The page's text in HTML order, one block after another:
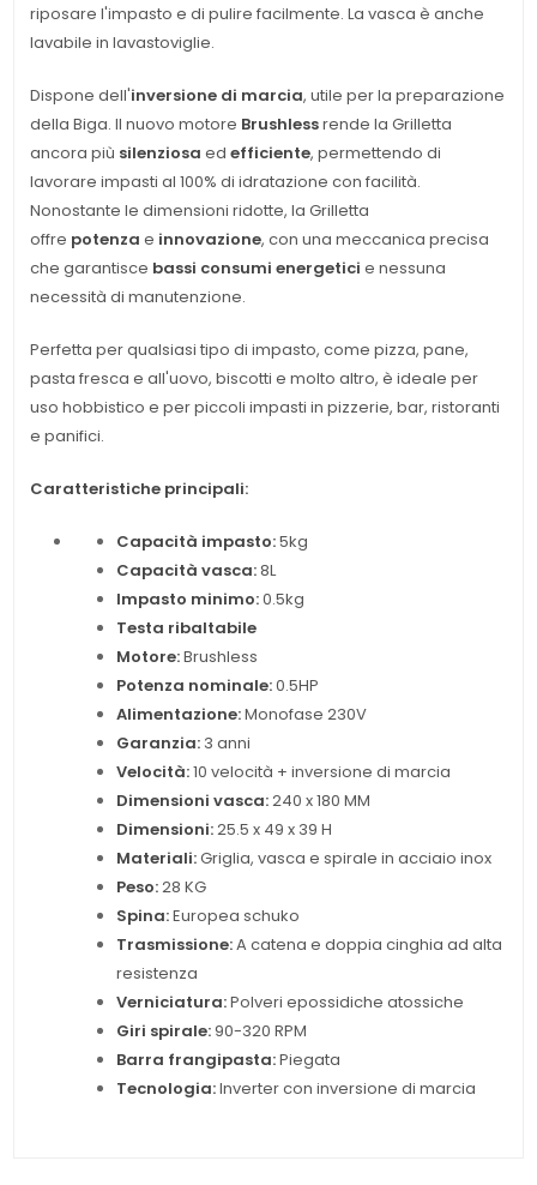
riposare l'impasto e di pulire facilmente. La vasca è anche
lavabile in lavastoviglie.
Dispone dell'inversione di marcia, utile per la preparazione
della Biga. Il nuovo motore Brushlessrende la Grilletta
ancora più silenziosa ed efficiente, permettendo di
lavorare impasti al 100% di idratazione con facilità.
Nonostante le dimensioni ridotte, la Grilletta
offre potenza e innovazione, con una meccanica precisa
che garantisce bassi consumi energetici e nessuna
necessità di manutenzione.
Perfetta per qualsiasi tipo di impasto, come pizza, pane,
pasta fresca e all'uovo, biscotti e molto altro, è ideale per
uso hobbistico e per piccoli impasti in pizzerie, bar, ristoranti
e panifici.
Caratteristiche principali:
Capacità impasto:5kg
Capacità vasca:8L
Impasto minimo:0.5kg
Testa ribaltabile
Motore:Brushless
Potenza nominale:0.5HP
Alimentazione:Monofase 230V
Garanzia:3 anni
Velocità:10 velocità + inversione di marcia
Dimensioni vasca:240 x 180 MM
Dimensioni:25.5 x 49 x 39 H
Materiali:Griglia, vasca e spirale in acciaio inox
Peso:28 KG
Spina:Europea schuko
Trasmissione:A catena e doppia cinghia ad alta
resistenza
Verniciatura:Polveri epossidiche atossiche
Giri spirale:90-320 RPM
Barra frangipasta:Piegata
Tecnologia:Inverter con inversione di marcia